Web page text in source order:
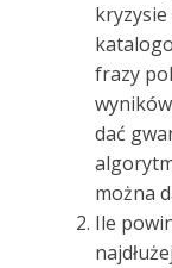
frazy
dać
można
Ile